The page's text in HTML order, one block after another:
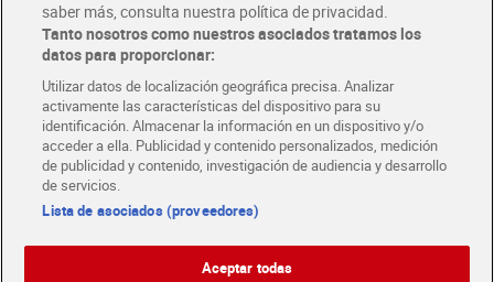
Tarjeta MaX Dia
Te devuelve hasta 8€/mes de tus compras.
¡Solicita tu tarjeta de crédito aquí!
COMER MEJOR CADA DIA
COLABORA CON DIA ABRE TU TIENDA DIA CORPORATE
saber más, consulta nuestra política de privacidad.
Tanto nosotros como nuestros asociados tratamos los
datos para proporcionar:
Utilizar datos de localización geográfica precisa. Analizar
activamente las características del dispositivo para su
identificación. Almacenar la información en un dispositivo y/o
acceder a ella. Publicidad y contenido personalizados, medición
de publicidad y contenido, investigación de audiencia y desarrollo
de servicios.
Lista de asociados (proveedores)
Aceptar todas